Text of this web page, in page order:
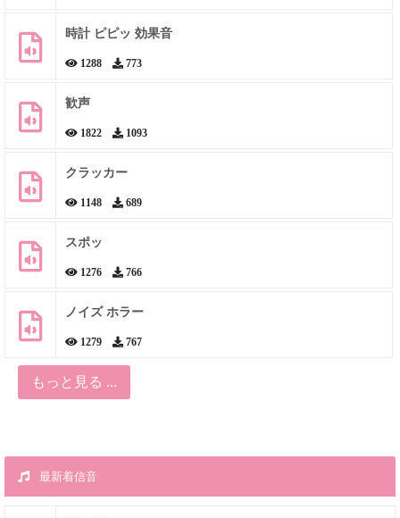
時計 ピピッ 効果音
1288 773
歓声
1822 1093
クラッカー
1148 689
スポッ
1276 766
ノイズ ホラー
1279 767
もっと見る ...
最新着信音